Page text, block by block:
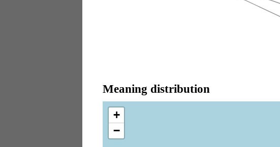
Meaning distribution
+
−